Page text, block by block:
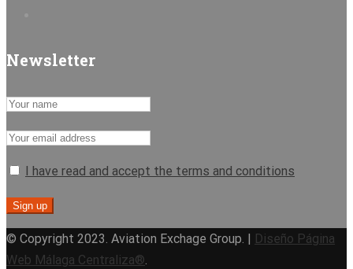
Newsletter
I have read and accept the terms and conditions
© Copyright 2023. Aviation Exchage Group. |
Diseño Página
Web Málaga Centraliza®.